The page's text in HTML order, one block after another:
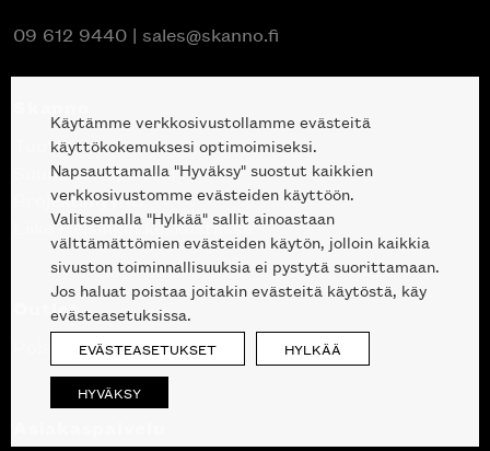
09 612 9440 | sales@skanno.fi
Tuotteet
Suunnittelupalvelu
Projektimyynti
Liike Helsingin keskustassa
Outlet
Poistuvat mallikappaleet
Käytämme verkkosivustollamme evästeitä
käyttökokemuksesi optimoimiseksi.
Napsauttamalla "Hyväksy" suostut kaikkien
verkkosivustomme evästeiden käyttöön.
Valitsemalla "Hylkää" sallit ainoastaan
välttämättömien evästeiden käytön, jolloin kaikkia
sivuston toiminnallisuuksia ei pystytä suorittamaan.
Jos haluat poistaa joitakin evästeitä käytöstä, käy
evästeasetuksissa.
EVÄSTEASETUKSET HYLKÄÄ
HYVÄKSY